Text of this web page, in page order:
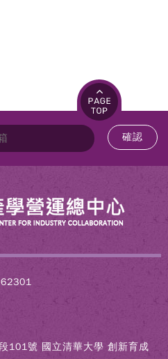
確認
101號 國立清華大學 創新育成